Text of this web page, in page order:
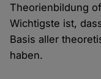
Theorienbildung
Wichtigste ist,
Basis aller
haben.